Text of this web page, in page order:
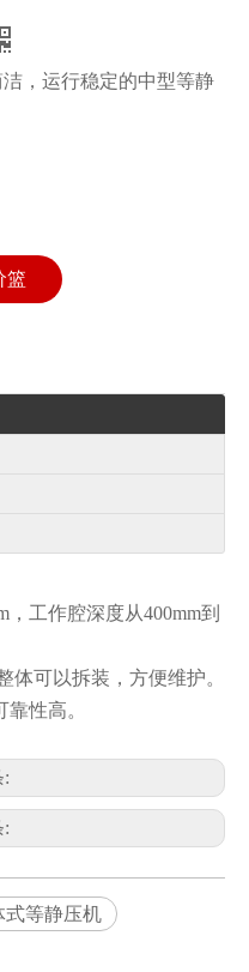
，运行稳定的中型等静
篮
，工作腔深度从400mm到
体可以拆装，方便维护。
性高。
:
:
式等静压机